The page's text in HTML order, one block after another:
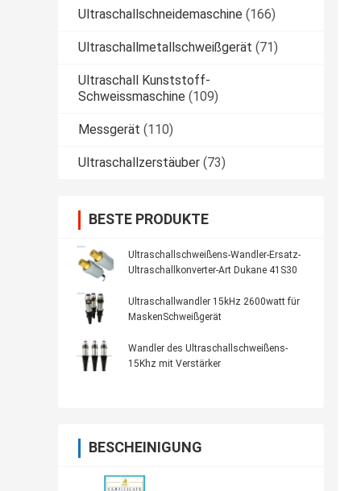
Ultraschallschneidemaschine (166)
Ultraschallmetallschweißgerät (71)
Ultraschall Kunststoff-
Schweissmaschine (109)
Messgerät (110)
Ultraschallzerstäuber (73)
BESTE PRODUKTE
Ultraschallschweißens-Wandler-Ersatz-
Ultraschallkonverter-Art Dukane 41S30
Ultraschallwandler 15kHz 2600watt für
MaskenSchweißgerät
Wandler des Ultraschallschweißens-
15Khz mit Verstärker
BESCHEINIGUNG